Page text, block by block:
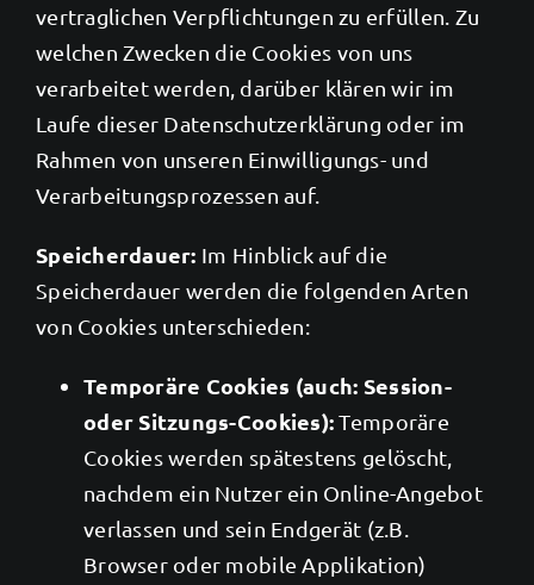
vertraglichen Verpflichtungen zu erfüllen. Zu
welchen Zwecken die Cookies von uns
verarbeitet werden, darüber klären wir im
Laufe dieser Datenschutzerklärung oder im
Rahmen von unseren Einwilligungs- und
Verarbeitungsprozessen auf.
Speicherdauer: Im Hinblick auf die
Speicherdauer werden die folgenden Arten
von Cookies unterschieden:
Temporäre Cookies (auch: Session-
oder Sitzungs-Cookies):Temporäre
Cookies werden spätestens gelöscht,
nachdem ein Nutzer ein Online-Angebot
verlassen und sein Endgerät (z.B.
Browser oder mobile Applikation)